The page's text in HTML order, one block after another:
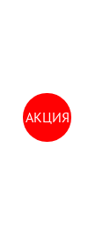
АКЦИЯ